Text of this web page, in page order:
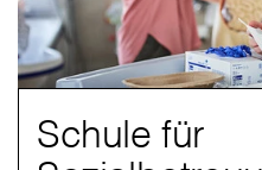
Schule für